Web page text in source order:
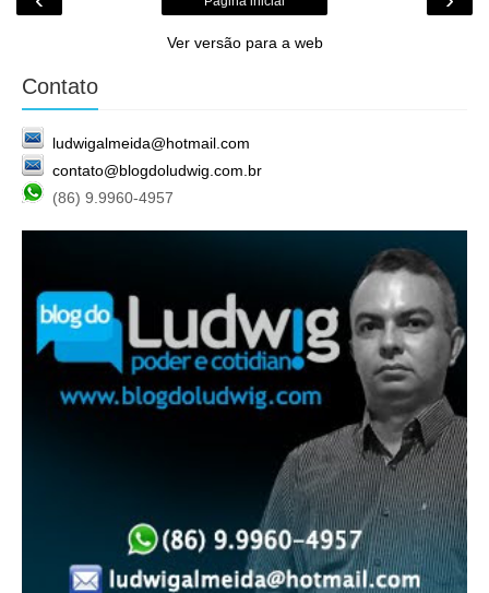
Ver versão para a web
Contato
ludwigalmeida@hotmail.com
contato@blogdoludwig.com.br
(86) 9.9960-4957